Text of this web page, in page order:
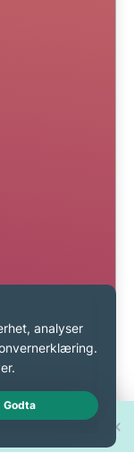
Live Chat